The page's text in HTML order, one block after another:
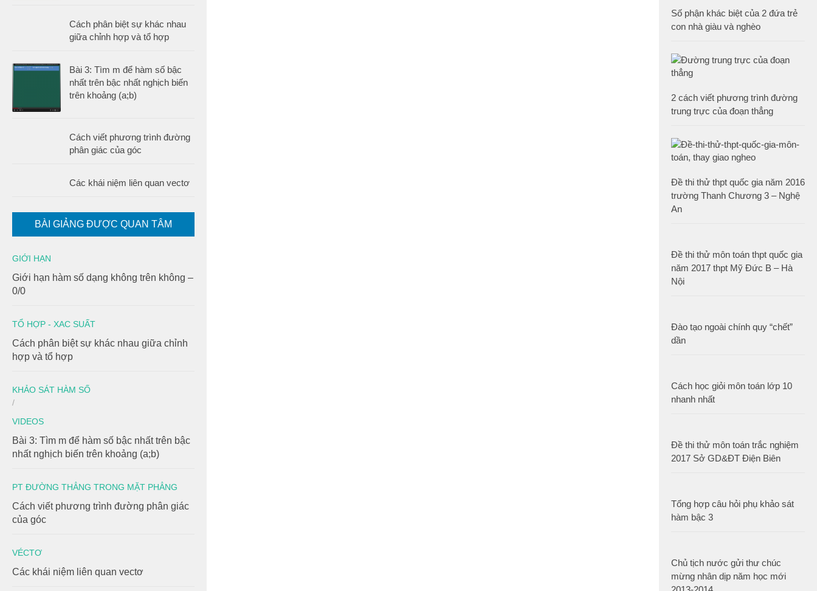
Cách phân biệt sự khác nhau
giữa chỉnh hợp và tổ hợp
Bài 3: Tìm m để hàm số bậc
nhất trên bậc nhất nghịch biến
trên khoảng (a;b)
Cách viết phương trình đường
phân giác của góc
Các khái niệm liên quan vectơ
BÀI GIẢNG ĐƯỢC QUAN TÂM
GIỚI HẠN
Giới hạn hàm số dạng không trên không –
0/0
TỔ HỢP - XAC SUẤT
Cách phân biệt sự khác nhau giữa chỉnh
hợp và tổ hợp
KHẢO SÁT HÀM SỐ
/
VIDEOS
Bài 3: Tìm m để hàm số bậc nhất trên bậc
nhất nghịch biến trên khoảng (a;b)
PT ĐƯỜNG THẲNG TRONG MẶT PHẲNG
Cách viết phương trình đường phân giác
của góc
VÉCTƠ
Các khái niệm liên quan vectơ
Số phận khác biệt của 2 đứa trẻ
con nhà giàu và nghèo
2 cách viết phương trình đường
trung trực của đoạn thẳng
Đề thi thử thpt quốc gia năm 2016
trường Thanh Chương 3 – Nghệ
An
Đề thi thử môn toán thpt quốc gia
năm 2017 thpt Mỹ Đức B – Hà
Nội
Đào tạo ngoài chính quy “chết”
dần
Cách học giỏi môn toán lớp 10
nhanh nhất
Đề thi thử môn toán trắc nghiệm
2017 Sở GD&ĐT Điện Biên
Tổng hợp câu hỏi phụ khảo sát
hàm bậc 3
Chủ tịch nước gửi thư chúc
mừng nhân dịp năm học mới